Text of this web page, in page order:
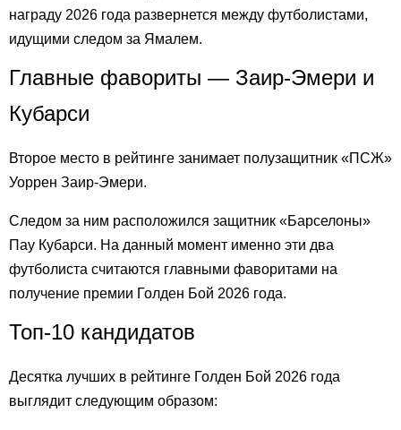
награду 2026 года развернется между футболистами,
идущими следом за Ямалем.
Главные фавориты — Заир-Эмери и
Кубарси
Второе место в рейтинге занимает полузащитник «ПСЖ»
Уоррен Заир-Эмери.
Следом за ним расположился защитник «Барселоны»
Пау Кубарси. На данный момент именно эти два
футболиста считаются главными фаворитами на
получение премии Голден Бой 2026 года.
Топ-10 кандидатов
Десятка лучших в рейтинге Голден Бой 2026 года
выглядит следующим образом: